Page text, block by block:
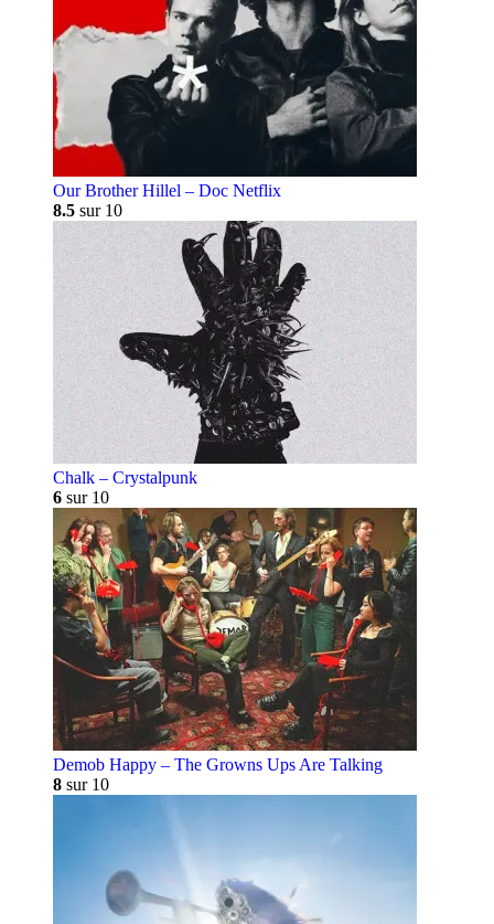
Our Brother Hillel – Doc Netflix
8.5 sur 10
Chalk – Crystalpunk
6 sur 10
Demob Happy – The Growns Ups Are Talking
8 sur 10